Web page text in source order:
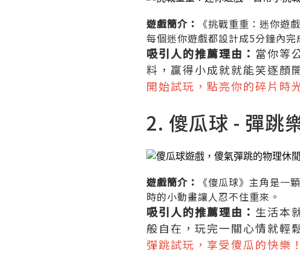
遊戲簡介： 《挑戰重重：迷你遊
每個迷你遊戲都設計成5分鐘內完
吸引人的推薦理由： 當你等
料，贏得小成就就能笑逐顏
開始試玩，點亮你的碎片時
2. 傻瓜球 - 彈跳
遊戲簡介： 《傻瓜球》主角是一
時的小動畫讓人忍不住重來。
吸引人的推薦理由： 生活本
般自在，玩完一關心情就輕
彈跳試玩，享受傻瓜的快樂！